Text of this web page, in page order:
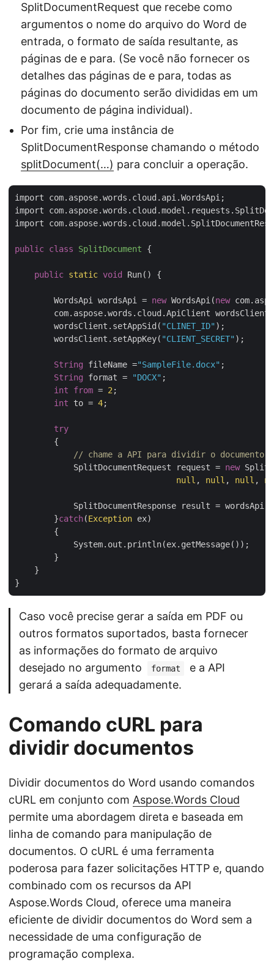
SplitDocumentRequest que recebe como
argumentos o nome do arquivo do Word de
entrada, o formato de saída resultante, as
páginas de e para. (Se você não fornecer os
detalhes das páginas de e para, todas as
páginas do documento serão divididas em um
documento de página individual).
Por fim, crie uma instância de
SplitDocumentResponse chamando o método
splitDocument(…) para concluir a operação.
import com.aspose.words.cloud.api.WordsApi;
import
import
public class SplitDocument {
public static void Run() {
        WordsApi wordsApi =
new WordsApi(new
	wordsClient.setAppSid(
"CLINET_ID" );
	wordsClient.setAppKey(
"CLIENT_SECRET" );
String fileName ="SampleFile.docx" ;
String format = "DOCX" ;
int
from = 2 ;
int to = 4;
try
// chame a API para dividir o documento
            SplitDocumentRequest request =
new
null , null , null ,
        }
catch(Exception ex)
    }
Caso você precise gerar a saída em PDF ou
outros formatos suportados, basta fornecer
as informações do formato de arquivo
desejado no argumento
format
e a API
gerará a saída adequadamente.
Comando cURL para
dividir documentos
Dividir documentos do Word usando comandos
cURL em conjunto com Aspose.Words Cloud
permite uma abordagem direta e baseada em
linha de comando para manipulação de
documentos. O cURL é uma ferramenta
poderosa para fazer solicitações HTTP e, quando
combinado com os recursos da API
Aspose.Words Cloud, oferece uma maneira
eficiente de dividir documentos do Word sem a
necessidade de uma configuração de
programação complexa.